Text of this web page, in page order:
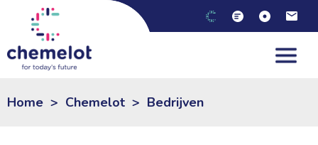
NL | EN
Home > Chemelot > Bedrijven